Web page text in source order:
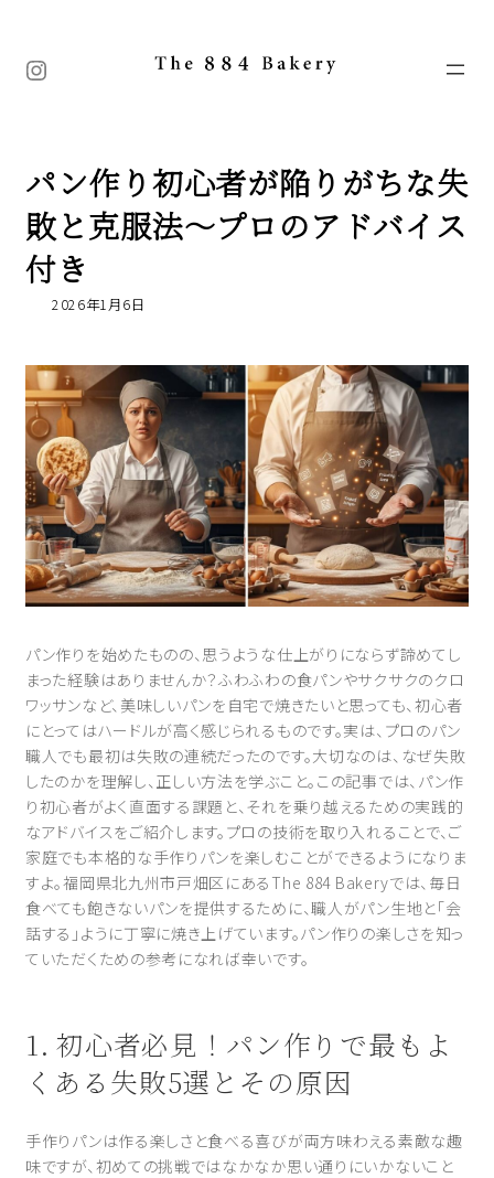
Instagram
パン作り初心者が陥りがちな失
敗と克服法〜プロのアドバイス
付き
2026年1月6日
パン作りを始めたものの、思うような仕上がりにならず諦めてし
まった経験はありませんか？ふわふわの食パンやサクサクのクロ
ワッサンなど、美味しいパンを自宅で焼きたいと思っても、初心者
にとってはハードルが高く感じられるものです。実は、プロのパン
職人でも最初は失敗の連続だったのです。大切なのは、なぜ失敗
したのかを理解し、正しい方法を学ぶこと。この記事では、パン作
り初心者がよく直面する課題と、それを乗り越えるための実践的
なアドバイスをご紹介します。プロの技術を取り入れることで、ご
家庭でも本格的な手作りパンを楽しむことができるようになりま
すよ。福岡県北九州市戸畑区にあるThe 884 Bakeryでは、毎日
食べても飽きないパンを提供するために、職人がパン生地と「会
話する」ように丁寧に焼き上げています。パン作りの楽しさを知っ
ていただくための参考になれば幸いです。
1. 初心者必見！パン作りで最もよ
くある失敗5選とその原因
手作りパンは作る楽しさと食べる喜びが両方味わえる素敵な趣
味ですが、初めての挑戦ではなかなか思い通りにいかないこと